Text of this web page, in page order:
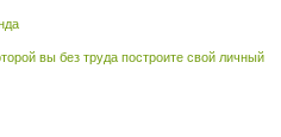
вы без труда построите свой личный